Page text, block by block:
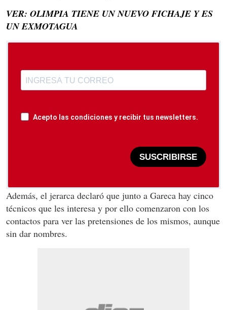
VER: OLIMPIA TIENE UN NUEVO FICHAJE Y ES
UN EXMOTAGUA
Acepto las condiciones y recibir tus newsletters.
SUSCRIBIRSE
Además, el jerarca declaró que junto a Gareca hay cinco
técnicos que les interesa y por ello comenzaron con los
contactos para ver las pretensiones de los mismos, aunque
sin dar nombres.